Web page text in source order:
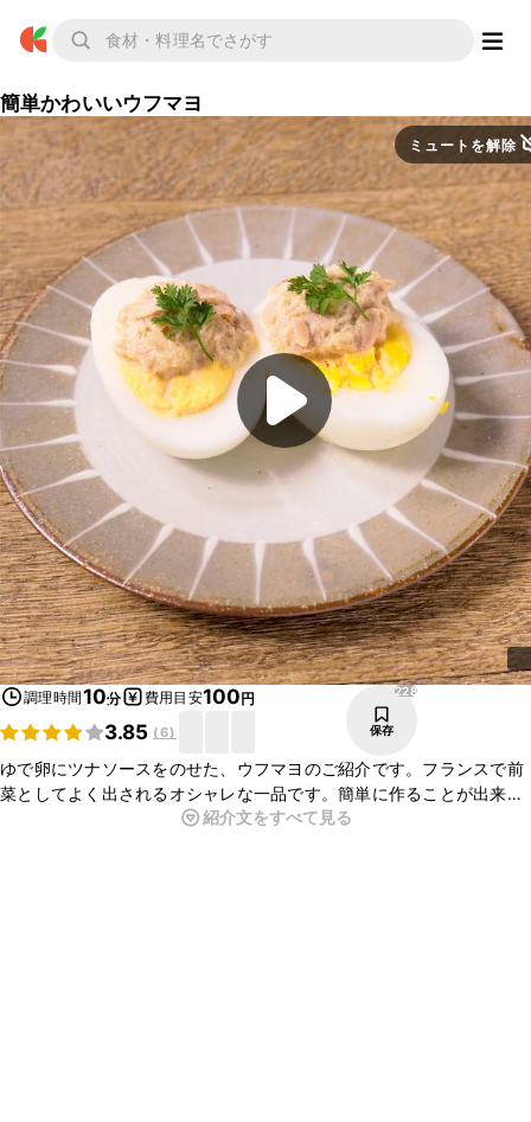
簡単かわいいウフマヨ
ミュートを解除
調理時間10分 費用目安100円
3.85 (6)
228
保存
ゆで卵にツナソースをのせた、ウフマヨのご紹介です。フランスで前
菜としてよく出されるオシャレな一品です。簡単に作ることが出来る
ので、忙しい朝食にもおすすめですよ。見た目も可愛らしいので、お
紹介文をすべて見る